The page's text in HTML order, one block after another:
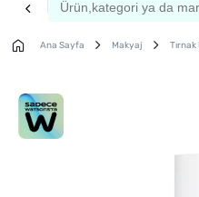
Ana Sayfa Makyaj